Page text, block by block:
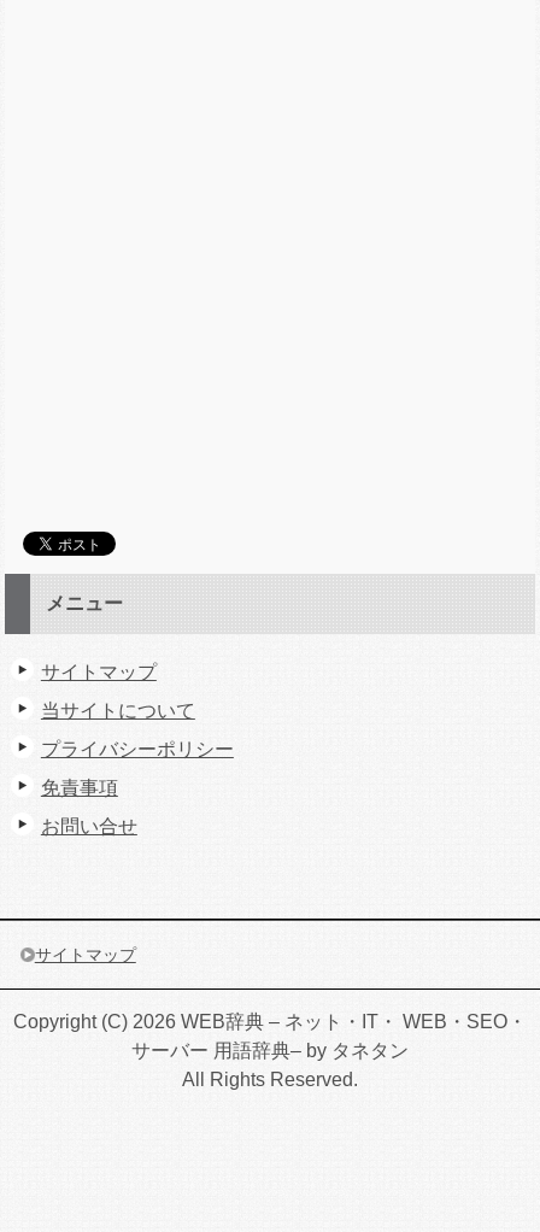
メニュー
サイトマップ
当サイトについて
プライバシーポリシー
免責事項
お問い合せ
サイトマップ
Copyright (C) 2026 WEB辞典 – ネット・IT・ WEB・SEO・
サーバー 用語辞典– by タネタン
All Rights Reserved.